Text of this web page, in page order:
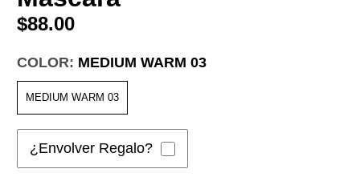
$88.00
COLOR: MEDIUM WARM 03
MEDIUM WARM 03
¿Envolver Regalo?